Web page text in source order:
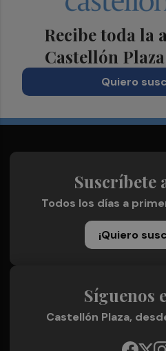
Recibe toda la
Castellón
Quiero
Suscríbete
Todos los días a
¡Quiero
Síguenos
Castellón Plaza,